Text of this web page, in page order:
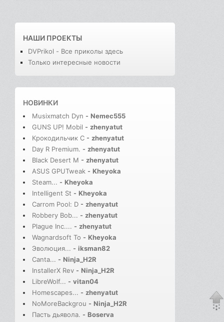
НАШИ ПРОЕКТЫ
DVPrikol - Все приколы здесь
Только интересные новости
НОВИНКИ
Musixmatch Dyn - Nemec555
GUNS UP! Mobil - zhenyatut
Крокодильчик С - zhenyatut
Day R Premium. - zhenyatut
Black Desert M - zhenyatut
ASUS GPUTweak - Kheyoka
Steam... - Kheyoka
Intelligent St - Kheyoka
Carrom Pool: D - zhenyatut
Robbery Bob... - zhenyatut
Plague Inc.... - zhenyatut
Wagnardsoft To - Kheyoka
Эволюция... - iksman82
Canta... - Ninja_H2R
InstallerX Rev - Ninja_H2R
LibreWolf... - vitan04
Homescapes... - zhenyatut
NoMoreBackgrou - Ninja_H2R
Пасть дьявола. - Boserva